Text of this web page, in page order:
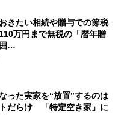
おきたい相続や贈与での節税
万円まで無税の「暦年贈
…
った実家を“放置”するのは
だらけ 「特定空き家」に